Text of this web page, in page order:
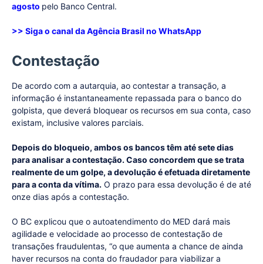
agosto pelo Banco Central.
>> Siga o canal daAgência Brasil no WhatsApp
Contestação
De acordo com a autarquia, ao contestar a transação, a
informação é instantaneamente repassada para o banco do
golpista, que deverá bloquear os recursos em sua conta, caso
existam, inclusive valores parciais.
Depois do bloqueio, ambos os bancos têm até sete dias
para analisar a contestação. Caso concordem que se trata
realmente de um golpe, a devolução é efetuada diretamente
para a conta da vítima. O prazo para essa devolução é de até
onze dias após a contestação.
O BC explicou que o autoatendimento do MED dará mais
agilidade e velocidade ao processo de contestação de
transações fraudulentas, “o que aumenta a chance de ainda
haver recursos na conta do fraudador para viabilizar a